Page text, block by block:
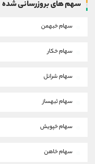
سهم های بروزرسانی شده
سهام خبهمن
سهام خکار
سهام شرانل
سهام ثبهساز
سهام خپویش
سهام خاهن